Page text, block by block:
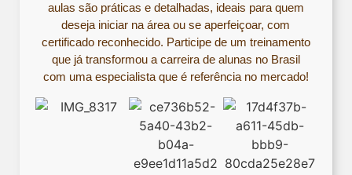
aulas são práticas e detalhadas, ideais para quem
deseja iniciar na área ou se aperfeiçoar, com
certificado reconhecido. Participe de um treinamento
que já transformou a carreira de alunas no Brasil
com uma especialista que é referência no mercado!